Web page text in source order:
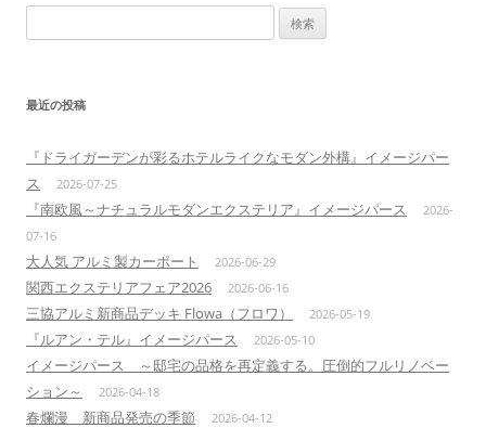
索:
最近の投稿
『ドライガーデンが彩るホテルライクなモダン外構』イメージパー
ス
2026-07-25
『南欧風～ナチュラルモダンエクステリア』イメージパース
2026-
07-16
大人気 アルミ製カーポート 2026-06-29
関西エクステリアフェア2026 2026-06-16
三協アルミ新商品デッキ Flowa（フロワ） 2026-05-19
『ルアン・テル』イメージパース 2026-05-10
イメージパース ～邸宅の品格を再定義する。圧倒的フルリノベー
ション～
2026-04-18
春爛漫 新商品発売の季節 2026-04-12